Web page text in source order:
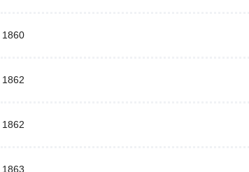
1860
1862
1862
1863